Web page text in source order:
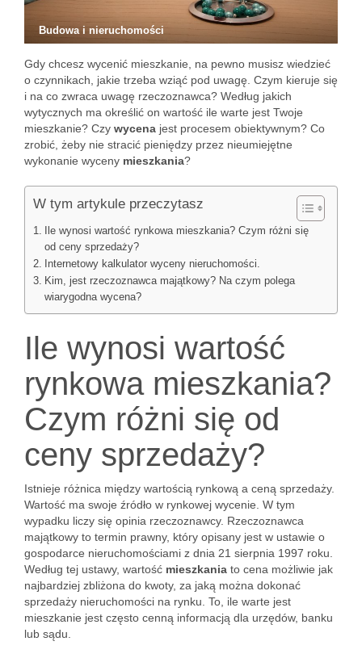
Budowa i nieruchomości
Gdy chcesz wycenić mieszkanie, na pewno musisz wiedzieć
o czynnikach, jakie trzeba wziąć pod uwagę. Czym kieruje się
i na co zwraca uwagę rzeczoznawca? Według jakich
wytycznych ma określić on wartość ile warte jest Twoje
mieszkanie? Czy wycena jest procesem obiektywnym? Co
zrobić, żeby nie stracić pieniędzy przez nieumiejętne
wykonanie wyceny mieszkania?
W tym artykule przeczytasz
Ile wynosi wartość rynkowa mieszkania? Czym różni się
od ceny sprzedaży?
Internetowy kalkulator wyceny nieruchomości.
Kim, jest rzeczoznawca majątkowy? Na czym polega
wiarygodna wycena?
Ile wynosi wartość
rynkowa mieszkania?
Czym różni się od
ceny sprzedaży?
Istnieje różnica między wartością rynkową a ceną sprzedaży.
Wartość ma swoje źródło w rynkowej wycenie. W tym
wypadku liczy się opinia rzeczoznawcy. Rzeczoznawca
majątkowy to termin prawny, który opisany jest w ustawie o
gospodarce nieruchomościami z dnia 21 sierpnia 1997 roku.
Według tej ustawy, wartość mieszkania to cena możliwie jak
najbardziej zbliżona do kwoty, za jaką można dokonać
sprzedaży nieruchomości na rynku. To, ile warte jest
mieszkanie jest często cenną informacją dla urzędów, banku
lub sądu.